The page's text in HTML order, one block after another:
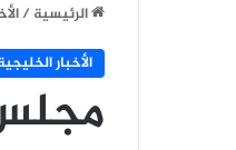
الرئيسية/
الأخبار